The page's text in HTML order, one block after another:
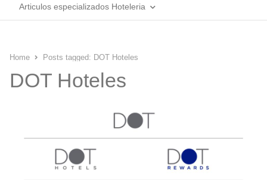
Articulos especializados Hoteleria
Home Posts tagged: DOT Hoteles
DOT Hoteles